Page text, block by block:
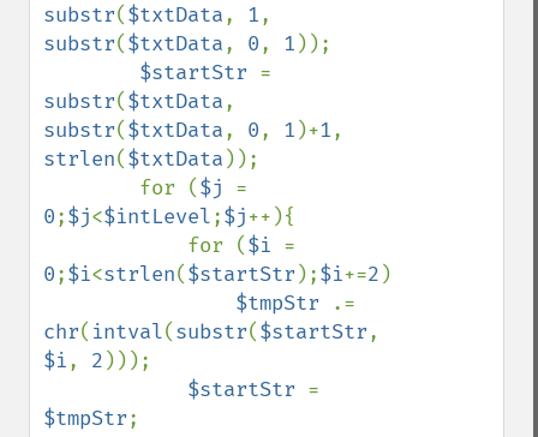
substr($txtData, 1
substr($txtData, 0, 1 ));
$startStr
substr($txtData
substr($txtData, 0, 1 )+1
strlen($txtData ));
        for (
$j
0;$j<$intLevel;$j++){
            for (
$i
0;$i<strlen($startStr );$i+=2 )
$tmpStr
chr( intval(substr($startStr
$i, 2 )));
$startStr
$tmpStr;